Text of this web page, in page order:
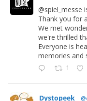
@spiel_messe
Thank you for
We met
we're thrilled
Everyone is
memories and
1
Dystopeek